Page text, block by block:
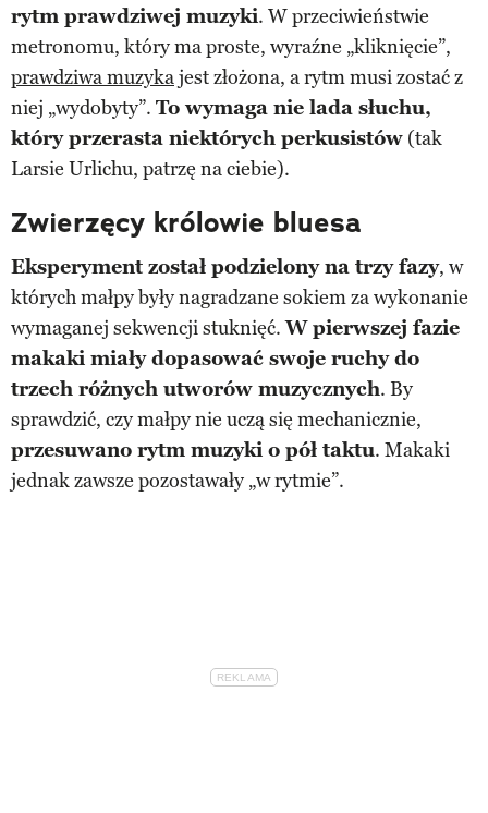
rytm prawdziwej muzyki. W przeciwieństwie
metronomu, który ma proste, wyraźne „kliknięcie”,
prawdziwa muzykajest złożona, a rytm musi zostać z
niej „wydobyty”. To wymaga nie lada słuchu,
który przerasta niektórych perkusistów (tak
Larsie Urlichu, patrzę na ciebie).
Zwierzęcy królowie bluesa
Eksperyment został podzielony na trzy fazy, w
których małpy były nagradzane sokiem za wykonanie
wymaganej sekwencji stuknięć.W pierwszej fazie
makaki miały dopasować swoje ruchy do
trzech różnych utworów muzycznych. By
sprawdzić, czy małpy nie uczą się mechanicznie,
przesuwano rytm muzyki o pół taktu. Makaki
jednak zawsze pozostawały „w rytmie”.